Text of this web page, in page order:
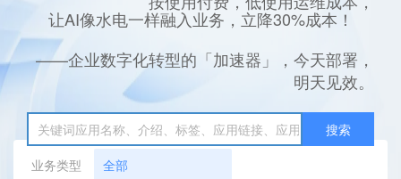
让AI像水电一样融入业务，立降30%成本！
——企业数字化转型的「加速器」，今天部署，
明天见效。
搜索
业务类型
全部